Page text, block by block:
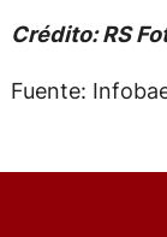
Crédito: RS
Fuente: